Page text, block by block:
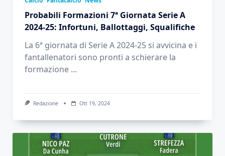
Probabili Formazioni 7ª Giornata Serie A
2024-25: Infortuni, Ballottaggi, Squalifiche
La 6ª giornata di Serie A 2024-25 si avvicina e i
fantallenatori sono pronti a schierare la
formazione ...
Redazione Ott 19, 2024